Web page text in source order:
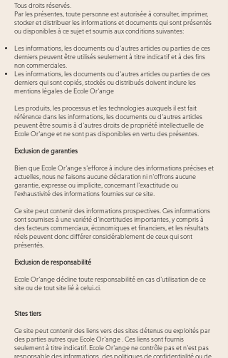
Tous droits réservés.
Par les présentes, toute personne est autorisée à consulter, imprimer,
stocker et distribuer les informations et documents qui sont présentés
ou disponibles à ce sujet et soumis aux conditions suivantes:
Les informations, les documents ou d'autres articles ou parties de ces
derniers peuvent être utilisés seulement à titre indicatif et à des fins
non commerciales.
Les informations, les documents ou d'autres articles ou parties de ces
derniers qui sont copiés, stockés ou distribués doivent inclure les
mentions légales de Ecole Or'ange
Les produits, les processus et les technologies auxquels il est fait
référence dans les informations, les documents ou d'autres articles
peuvent être soumis à d'autres droits de propriété intellectuelle de
Ecole Or'ange et ne sont pas disponibles en vertu des présentes.
Exclusion de garanties
Bien que Ecole Or'ange s'efforce à inclure des informations précises et
actuelles, nous ne faisons aucune déclaration ni n'offrons aucune
garantie, expresse ou implicite, concernant l'exactitude ou
l'exhaustivité des informations fournies sur ce site.
Ce site peut contenir des informations prospectives. Ces informations
sont soumises à une variété d'incertitudes importantes, y compris à
des facteurs commerciaux, économiques et financiers, et les résultats
réels peuvent donc différer considérablement de ceux qui sont
présentés.
Exclusion de responsabilité
Ecole Or'ange décline toute responsabilité en cas d'utilisation de ce
site ou de tout site lié à celui-ci.
Sites tiers
Ce site peut contenir des liens vers des sites détenus ou exploités par
des parties autres que Ecole Or'ange . Ces liens sont fournis
seulement à titre indicatif. Ecole Or'ange ne contrôle pas et n'est pas
responsable des informations, des politiques de confidentialité ou de